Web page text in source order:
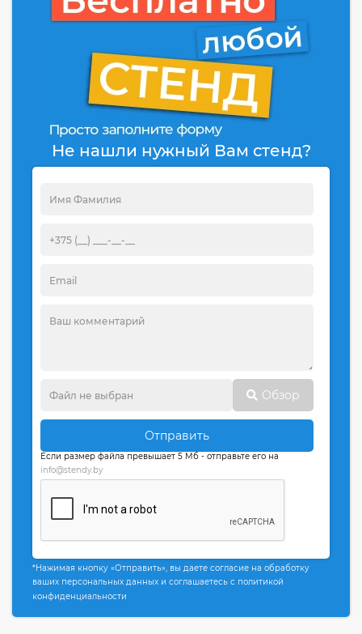
Не нашли нужный Вам стенд?
Обзор
Отправить
Если размер файла превышает 5 Мб - отправьте его на
info@stendy.by
*Нажимая кнопку «Отправить», вы даете согласие на обработку
ваших персональных данных и соглашаетесь с политикой
конфиденциальности